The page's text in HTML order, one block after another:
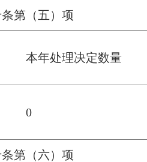
第（五）项
本年处理决定数量
0
第（六）项